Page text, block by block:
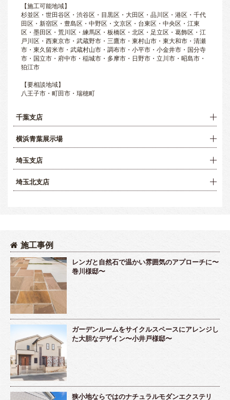
【施工可能地域】
杉並区・世田谷区・渋谷区・目黒区・大田区・品川区・港区・千代
田区・新宿区・豊島区・中野区・文京区・台東区・中央区・江東
区・墨田区・荒川区・練馬区・板橋区・北区・足立区・葛飾区・江
戸川区・西東京市・武蔵野市・三鷹市・東村山市・東大和市・清瀬
市・東久留米市・武蔵村山市・調布市・小平市・小金井市・国分寺
市・国立市・府中市・稲城市・多摩市・日野市・立川市・昭島市・
狛江市
【要相談地域】
八王子市・町田市・瑞穂町
千葉支店
横浜青葉展示場
埼玉支店
埼玉北支店
施工事例
レンガと自然石で温かい雰囲気のアプローチに〜
巻川様邸〜
ガーデンルームをサイクルスペースにアレンジし
た大胆なデザイン〜小井戸様邸〜
狭小地ならではのナチュラルモダンエクステリ